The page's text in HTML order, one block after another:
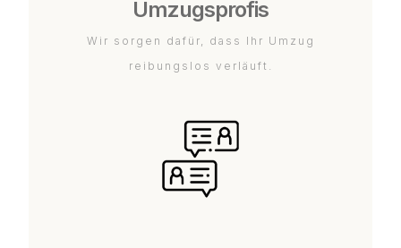
Umzugsprofis
Wir sorgen dafür, dass Ihr Umzug
reibungslos verläuft.